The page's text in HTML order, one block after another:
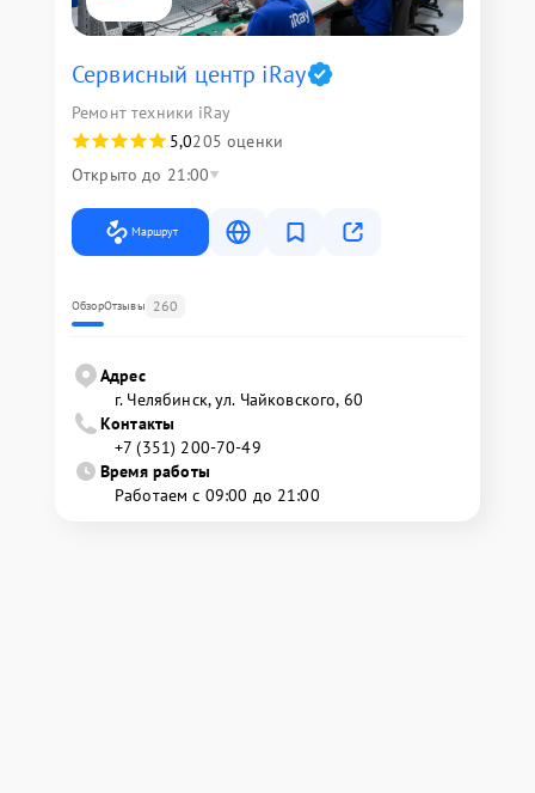
Сервисный центр iRay
Ремонт техники iRay
5,0205 оценки
Открыто до 21:00
Маршрут
ОбзорОтзывы 260
Адрес
г. Челябинск, ул. Чайковского, 60
Контакты
+7 (351) 200-70-49
Время работы
Работаем с 09:00 до 21:00